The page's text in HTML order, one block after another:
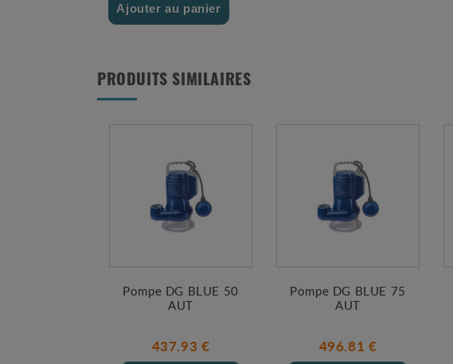
Ajouter au panier
PRODUITS SIMILAIRES
Pompe DG BLUE 50
AUT
437.93 €
Pompe DG BLUE 75
AUT
496.81 €